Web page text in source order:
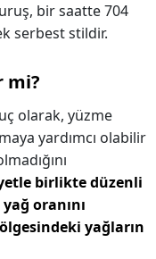
bir saatte 704
serbest stildir.
mi?
olarak, yüzme
yardımcı olabilir
birlikte düzenli
oranını
yağların